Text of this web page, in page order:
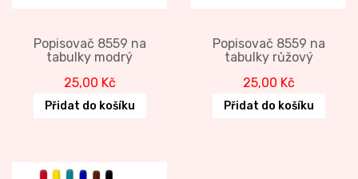
Popisovač 8559 na
tabulky modrý
25,00 Kč
Přidat do košíku
Popisovač 8559 na
tabulky růžový
25,00 Kč
Přidat do košíku